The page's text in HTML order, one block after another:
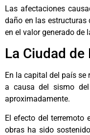
Las afectaciones
daño en las
en el valor generado de
La Ciudad
En la capital del país se
a causa del sismo
aproximadamente.
El efecto del terremoto
obras ha sido